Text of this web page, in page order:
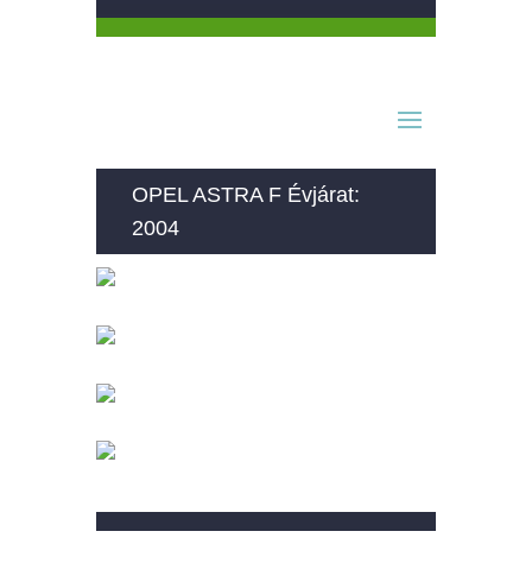
OPEL ASTRA F Évjárat:
2004